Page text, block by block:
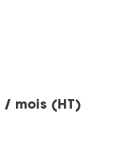
/ mois (HT)